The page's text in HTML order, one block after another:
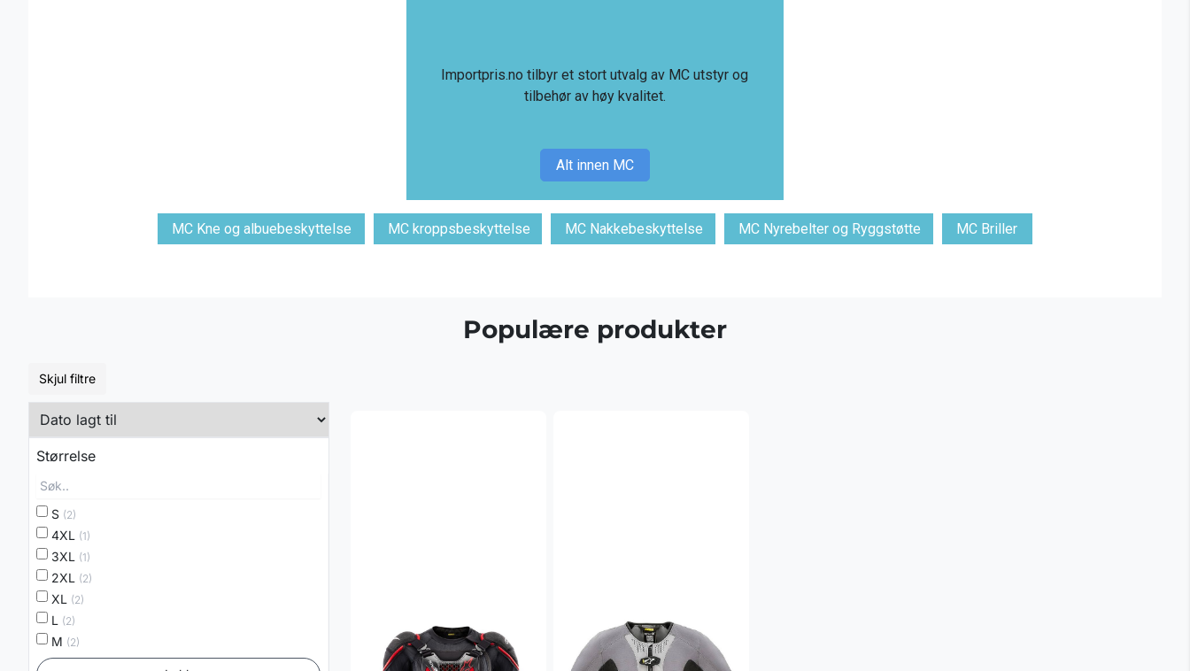
Importpris.no tilbyr et stort utvalg av MC utstyr og
tilbehør av høy kvalitet.
Alt innen MC
MC Kne og albuebeskyttelse MC kroppsbeskyttelse MC Nakkebeskyttelse MC Nyrebelter og Ryggstøtte MC Briller
Populære produkter
Skjul filtre
Størrelse
S (2)
4XL (1)
3XL (1)
2XL (2)
XL (2)
L (2)
M (2)